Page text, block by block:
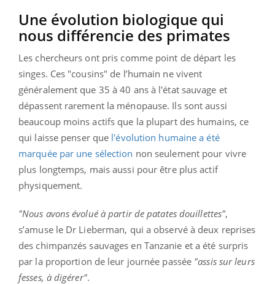
Une évolution biologique qui
nous différencie des primates
Les chercheurs ont pris comme point de départ les
singes. Ces "cousins" de l’humain ne vivent
généralement que 35 à 40 ans à l'état sauvage et
dépassent rarement la ménopause. Ils sont aussi
beaucoup moins actifs que la plupart des humains, ce
qui laisse penser que l'évolution humaine a été
marquée par une sélection non seulement pour vivre
plus longtemps, mais aussi pour être plus actif
physiquement.
"Nous avons évolué à partir de patates douillettes",
s’amuse le Dr Lieberman, qui a observé à deux reprises
des chimpanzés sauvages en Tanzanie et a été surpris
par la proportion de leur journée passée "assis sur leurs
fesses, à digérer".